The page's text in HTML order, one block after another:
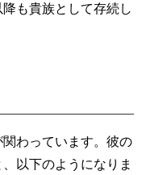
も貴族として存続し
わっています。彼の
以下のようになりま